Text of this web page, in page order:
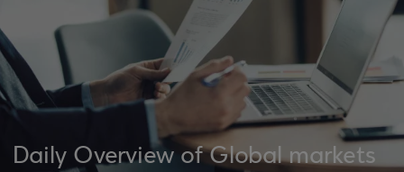
Daily Overview of Global markets